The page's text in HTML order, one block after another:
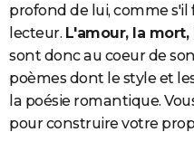
profond de lui, comme
lecteur. L'amour, la
sont donc au coeur de
poèmes dont le style et
la poésie romantique.
pour construire votre